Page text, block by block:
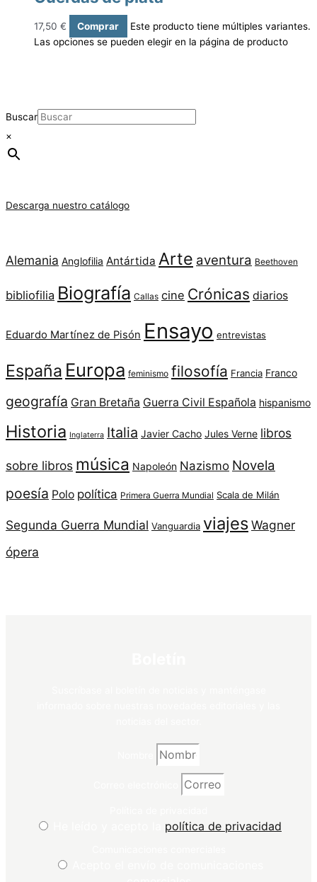
Buscar
×
Descarga nuestro catálogo
Alemania Anglofilia Antártida Arte aventura Beethoven
bibliofilia Biografía Callas cine Crónicas diarios
Eduardo Martínez de Pisón Ensayo entrevistas
España Europa feminismo filosofía Francia Franco
geografía Gran Bretaña Guerra Civil Española hispanismo
Historia Inglaterra Italia Javier Cacho Jules Verne libros
sobre libros música Napoleón Nazismo Novela
poesía Polo política Primera Guerra Mundial Scala de Milán
Segunda Guerra Mundial Vanguardia viajesWagner
ópera
17,50 € Comprar
Este producto tiene múltiples variantes.
Las opciones se pueden elegir en la página de producto
política de privacidad